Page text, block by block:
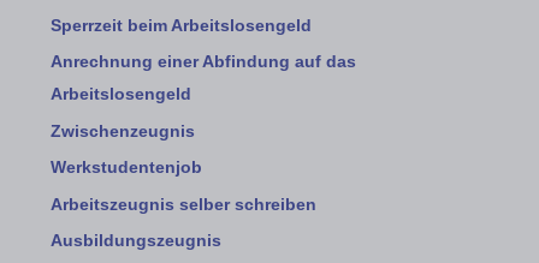
Sperrzeit beim Arbeitslosengeld
Anrechnung einer Abfindung auf das
Arbeitslosengeld
Zwischenzeugnis
Werkstudentenjob
Arbeitszeugnis selber schreiben
Ausbildungszeugnis